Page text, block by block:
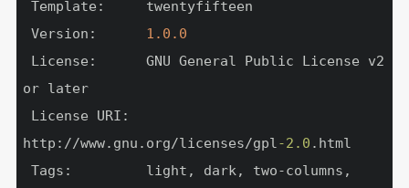
Template:
Version:
1.0 .0
License:
      GNU General Public License v2
or later
http://www.gnu.org/licenses/gpl-2.0
Tags:
         light, dark, two-columns,